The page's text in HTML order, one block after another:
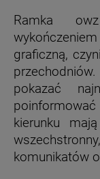
Ramka
graficzną,
pokazać
kierunku
komunikatów